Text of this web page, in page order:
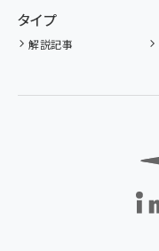
タイプ
解説記事